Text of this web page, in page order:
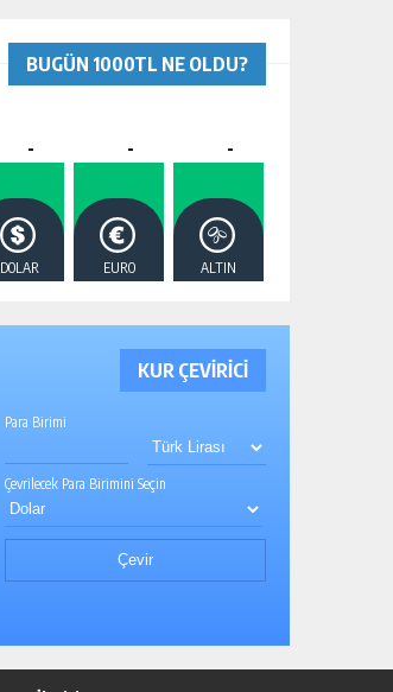
BUGÜN 1000TL NE OLDU?
-
DOLAR
-
EURO
-
ALTIN
KUR ÇEVİRİCİ
Para Birimi
Çevrilecek Para Birimini Seçin
Çevir